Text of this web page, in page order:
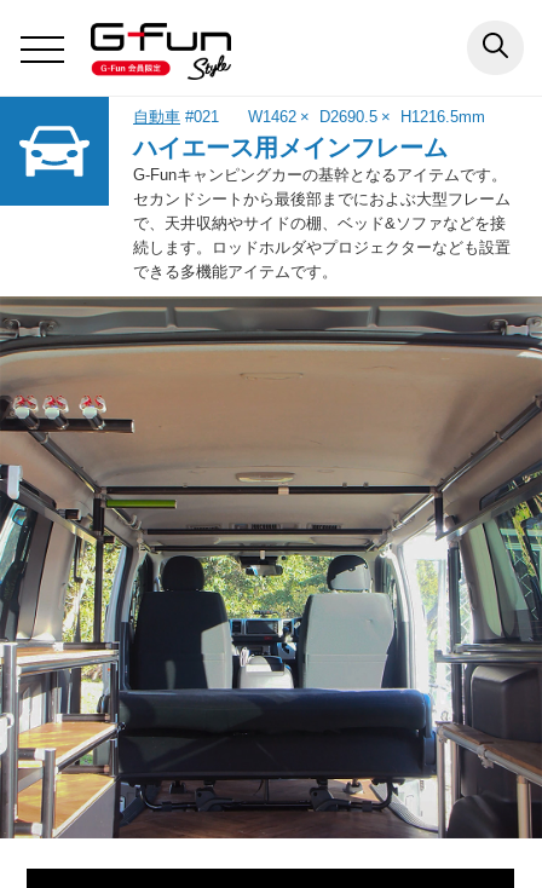
インテリア
アウトドア
ホビー
ペット
自動車
自動車 #021 W1462 D2690.5 H1216.5mm
ハイエース用メインフレーム
G-Funキャンピングカーの基幹となるアイテムです。
セカンドシートから最後部までにおよぶ大型フレーム
で、天井収納やサイドの棚、ベッド&ソファなどを接
続します。ロッドホルダやプロジェクターなども設置
できる多機能アイテムです。